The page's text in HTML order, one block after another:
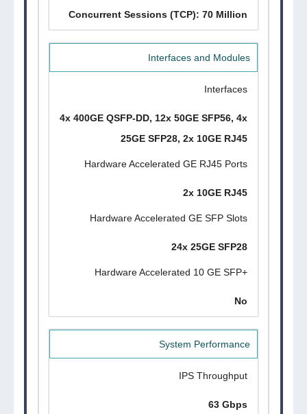
Concurrent Sessions (TCP): 70 Million
Interfaces and Modules
Interfaces
4x 400GE QSFP-DD, 12x 50GE SFP56, 4x
25GE SFP28, 2x 10GE RJ45
Hardware Accelerated GE RJ45 Ports
2x 10GE RJ45
Hardware Accelerated GE SFP Slots
24x 25GE SFP28
+Hardware Accelerated 10 GE SFP
No
System Performance
IPS Throughput
63 Gbps